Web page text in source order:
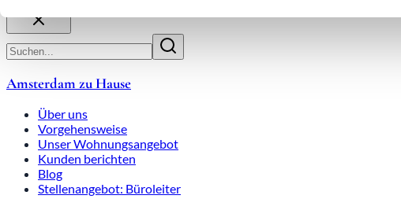
Amsterdam zu Hause
Über uns
Vorgehensweise
Unser Wohnungsangebot
Kunden berichten
Blog
Stellenangebot: Büroleiter